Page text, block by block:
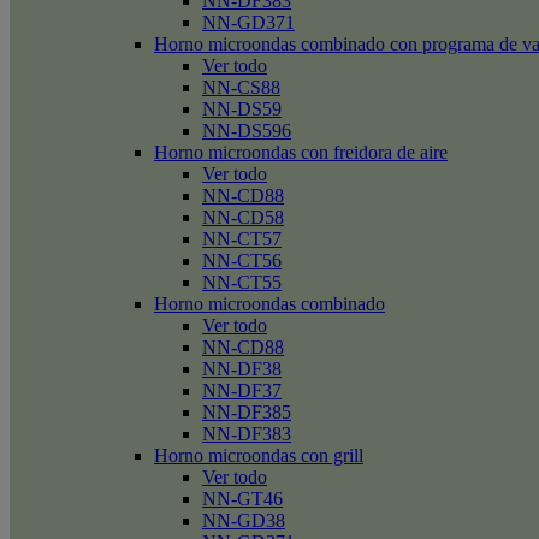
NN-GD371
Horno microondas combinado con programa de
Ver todo
NN-CS88
NN-DS59
NN-DS596
Horno microondas con freidora de aire
Ver todo
NN-CD88
NN-CD58
NN-CT57
NN-CT56
NN-CT55
Horno microondas combinado
Ver todo
NN-CD88
NN-DF38
NN-DF37
NN-DF385
NN-DF383
Horno microondas con grill
Ver todo
NN-GT46
NN-GD38